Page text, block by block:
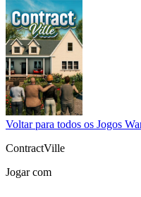
Voltar para todos os Jogos
ContractVille
Jogar com